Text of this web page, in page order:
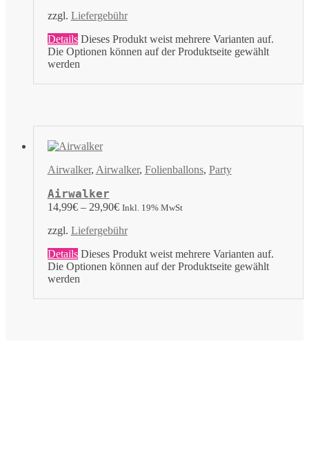
zzgl. Liefergebühr
Details Dieses Produkt weist mehrere Varianten auf.
Die Optionen können auf der Produktseite gewählt
werden
Airwalker, Airwalker, Folienballons, Party
Airwalker
14,99€– 29,90€ Inkl. 19% MwSt
zzgl. Liefergebühr
Details Dieses Produkt weist mehrere Varianten auf.
Die Optionen können auf der Produktseite gewählt
werden